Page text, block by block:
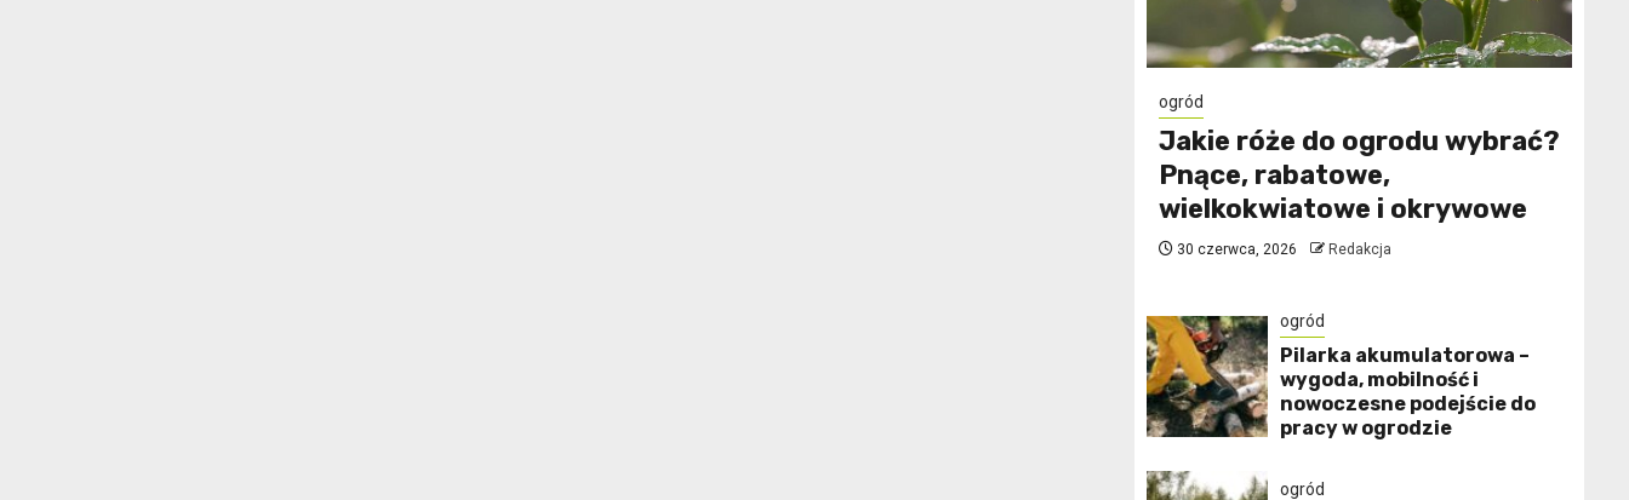
ogród
Jakie róże do ogrodu wybrać?
Pnące, rabatowe,
wielkokwiatowe i okrywowe
30 czerwca, 2026 Redakcja
ogród
Pilarka akumulatorowa –
wygoda, mobilność i
nowoczesne podejście do
pracy w ogrodzie
ogród